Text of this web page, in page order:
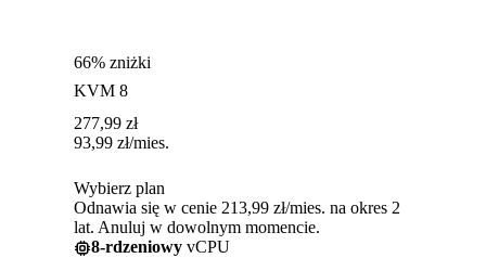
66% zniżki
KVM 8
277,99 zł
93,99 zł/mies.
Wybierz plan
Odnawia się w cenie 213,99 zł/mies. na okres 2
lat. Anuluj w dowolnym momencie.
8-rdzeniowy vCPU